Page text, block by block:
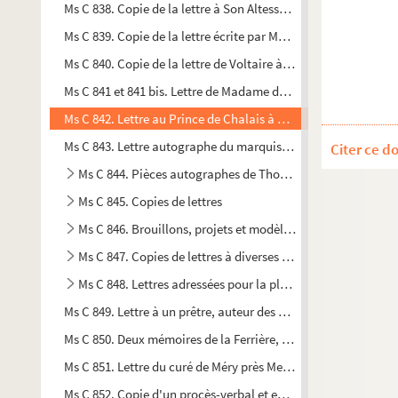
Ms C 838. Copie de la lettre à Son Altesse Royale Madame
Ms C 839. Copie de la lettre écrite par Mademoiselle de
Ms C 840. Copie de la lettre de Voltaire à Jore, datée de
Ms C 841 et 841 bis. Lettre de Madame de Fontenelle. Lettre
Ms C 842. Lettre au Prince de Chalais à Sceaux et lettre à
Ms C 843. Lettre autographe du marquis de Dreux-Brézé,
Ms C 844. Pièces autographes de Thomas Pichon : lettres
Ms C 845. Copies de lettres
Ms C 846. Brouillons, projets et modèles de lettres;
Ms C 847. Copies de lettres à diverses dames. Copies de
Ms C 848. Lettres adressées pour la plupart à Thomas
Ms C 849. Lettre à un prêtre, auteur des Nouvelles
Ms C 850. Deux mémoires de la Ferrière, Grand Doyen des
Ms C 851. Lettre du curé de Méry près Meulan à Monsieur
Ms C 852. Copie d'un procès-verbal et enquête de police
Citer ce